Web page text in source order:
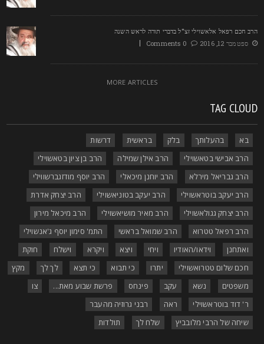
חכם רפאל אלאשוילי זצ"ל בדברי תורה לראש השנה
ספטמבר 12, 2016
0 Comments
MORE ARTICLES
TAG
בא בהעלותך בלק בראשית
דרשות
הרב אבישי בטאשוילי
הרב אילן שמילה
הרב בן ציון בטאשוילי
הרב גבריאל מירלא
הרב יוחנן מיכאלי
הרב יוסף מודזגברשווילי
הרב יעקב בוטראשוילי
הרב יעקב בטוניאשוילי
הרב יצחק אדרת
הרב יצחק גגולאשוילי
הרב מאיר מושיאשוילי
הרב מיכאל מירון
הרב רפאל טטרוא
הרב שמואל בראשי
התמ' סימון יוסף ג'אנשוילי
ואתחנן
וידאו/האודיו ויחי ויצא ויקרא וישלח
חוקת
חכם שלום טטרואשוילי
יתרו כי תבוא כי תצא לך לך
מקץ
משפטים
נשא עקב פינחס פרשת שבוע מאת...
ר' דוד בוטראשוילי
ראה
רבני גרוזיה מהעבר
שיחה של הרבי מלובביץ
שלח לך תולדות